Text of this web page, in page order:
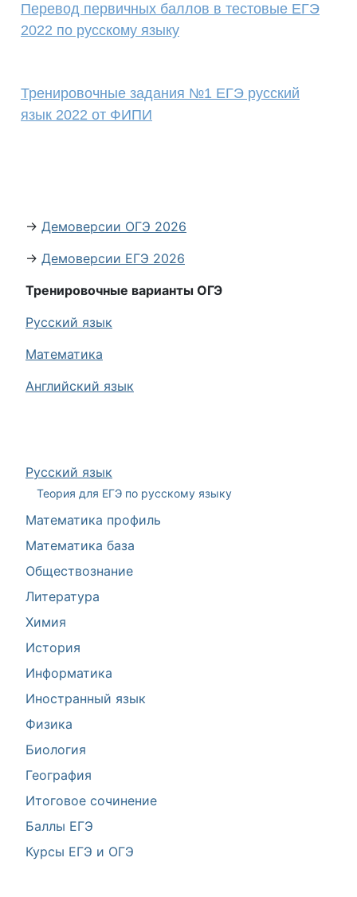
Русский язык
Теория для ЕГЭ по русскому языку
Математика профиль
Математика база
Обществознание
Литература
Химия
История
Информатика
Иностранный язык
Физика
Биология
География
Итоговое сочинение
Баллы ЕГЭ
Курсы ЕГЭ и ОГЭ
Перевод первичных баллов в тестовые ЕГЭ
2022 по русскому языку
Тренировочные задания №1 ЕГЭ русский
язык 2022 от ФИПИ
→ Демоверсии ОГЭ 2026
→ Демоверсии ЕГЭ 2026
Тренировочные варианты ОГЭ
Русский язык
Математика
Английский язык